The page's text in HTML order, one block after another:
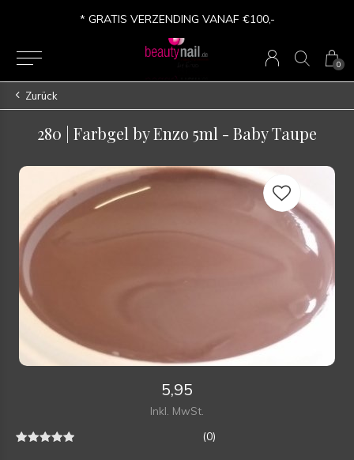
0
* GRATIS VERZENDING VANAF €100,-
Zurück
280 | Farbgel by Enzo 5ml - Baby Taupe
5,95
Inkl. MwSt.
(0)